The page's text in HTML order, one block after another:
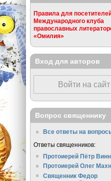
Правила для
Международного клуба
православных
«Омилия»
Вход для авторов
Войти на сайт
Вопрос священнику
Все ответы на
Ответы священников:
Протоиерей Пётр
Протоиерей Олег
Священник Федор